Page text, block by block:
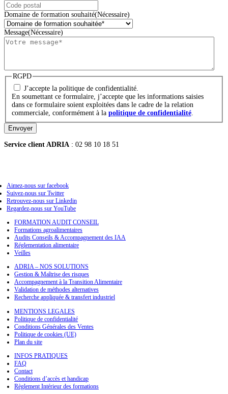
Domaine de formation souhaité(Nécessaire)
Message(Nécessaire)
RGPD
J’accepte la politique de confidentialité.
En soumettant ce formulaire, j’accepte que les informations saisies
dans ce formulaire soient exploitées dans le cadre de la relation
commerciale, conformément à la politique de confidentialité.
Envoyer
Service client ADRIA : 02 98 10 18 51
Aimez-nous sur facebook
Suivez-nous sur Twitter
Retrouvez-nous sur Linkedin
Regardez-nous sur YouTube
FORMATION AUDIT CONSEIL
Formations agroalimentaires
Audits Conseils & Accompagnement des IAA
Réglementation alimentaire
Veilles
ADRIA – NOS SOLUTIONS
Gestion & Maîtrise des risques
Accompagnement à la Transition Alimentaire
Validation de méthodes alternatives
Recherche appliquée & transfert industriel
MENTIONS LEGALES
Politique de confidentialité
Conditions Générales des Ventes
Politique de cookies (UE)
Plan du site
INFOS PRATIQUES
FAQ
Contact
Conditions d’accès et handicap
Règlement Intérieur des formations